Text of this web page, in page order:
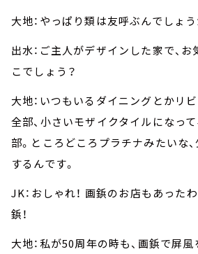
大地：やっぱり類は友呼ぶんでしょう
出水：ご主人がデザインした家で、
こでしょう？
大地：いつもいるダイニングとかリ
全部、小さいモザイクタイルになっ
部。ところどころプラチナみたいな
するんです。
JK：おしゃれ！ 画鋲のお店もあった
鋲！
大地：私が50周年の時も、画鋲で屏